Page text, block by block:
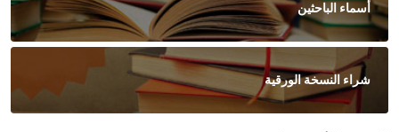
أسماء الباحثين
شراء النسخة الورقية